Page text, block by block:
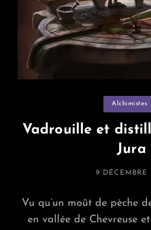
Categories
Alchimistes
Vadrouille et
Jura
POSTED
9 DÉCEMBRE
Vu qu’un moût de pèche
en vallée de Chevreuse